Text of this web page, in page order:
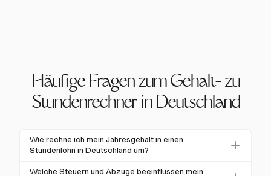
Häufige Fragen zum Gehalt- zu
Stundenrechner in Deutschland
Wie rechne ich mein Jahresgehalt in einen
Stundenlohn in Deutschland um?
Um Ihr Jahresgehalt in einen Stundenlohn
Welche Steuern und Abzüge beeinflussen mein